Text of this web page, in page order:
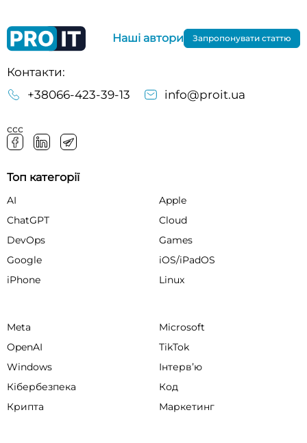
Контакти:
+38066-423-39-13
info@proit.ua
ссс
Наші автори Запропонувати статтю
Топ категорії
AI
Apple
ChatGPT
Cloud
DevOps
Games
Google
iOS/iPadOS
iPhone
Linux
Meta
Microsoft
OpenAI
TikTok
Windows
Інтервʼю
Кібербезпека
Код
Крипта
Маркетинг